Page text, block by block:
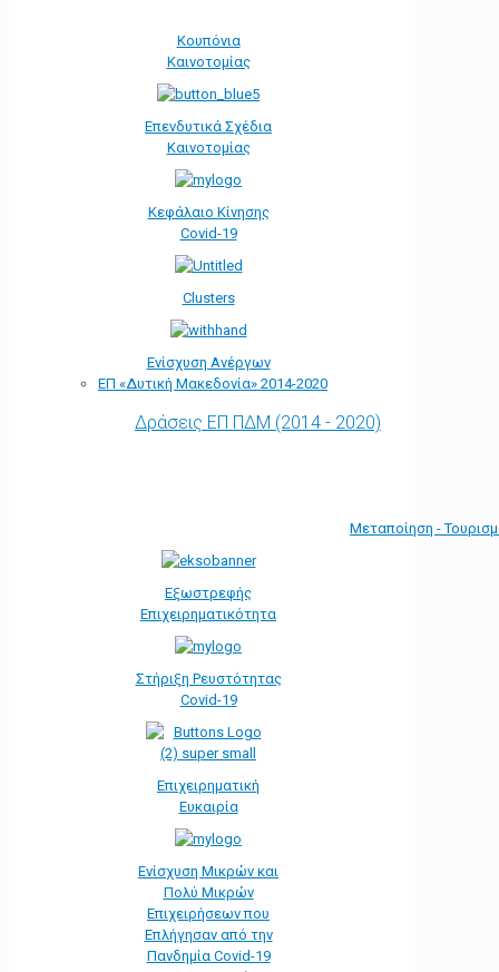
Κουπόνια
Καινοτομίας
Επενδυτικά Σχέδια
Καινοτομίας
Κεφάλαιο Κίνησης
Covid-19
Clusters
Ενίσχυση Ανέργων
ΕΠ «Δυτική Μακεδονία» 2014-2020
Δράσεις ΕΠ ΠΔΜ (2014 - 2020)
Μεταποίηση -
Εξωστρεφής
Επιχειρηματικότητα
Στήριξη Ρευστότητας
Covid-19
Επιχειρηματική
Ευκαιρία
Ενίσχυση Μικρών και
Πολύ Μικρών
Επιχειρήσεων που
Επλήγησαν από την
Πανδημία Covid-19